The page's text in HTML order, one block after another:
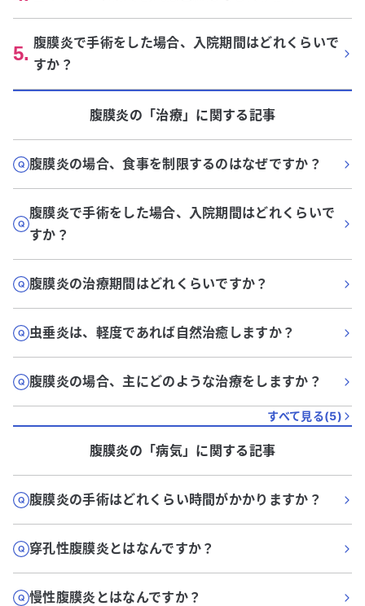
5. 腹膜炎で手術をした場合、入院期間はどれくらいで
すか？
腹膜炎の「治療」に関する記事
腹膜炎の場合、食事を制限するのはなぜですか？
腹膜炎で手術をした場合、入院期間はどれくらいで
すか？
腹膜炎の治療期間はどれくらいですか？
虫垂炎は、軽度であれば自然治癒しますか？
腹膜炎の場合、主にどのような治療をしますか？
すべて見る(5)
腹膜炎の「病気」に関する記事
腹膜炎の手術はどれくらい時間がかかりますか？
穿孔性腹膜炎とはなんですか？
慢性腹膜炎とはなんですか？